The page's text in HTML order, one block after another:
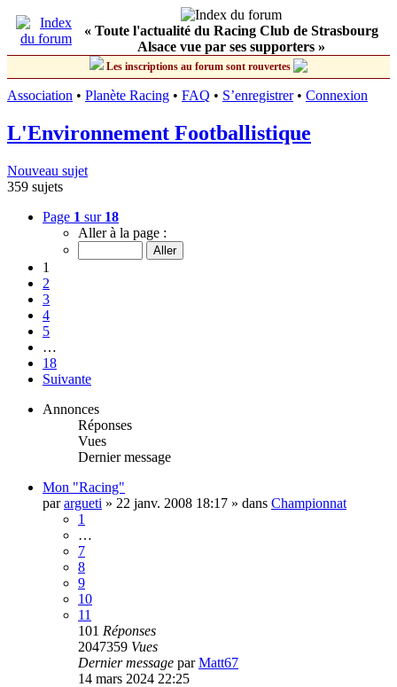
« Toute l'actualité du Racing Club de Strasbourg
Alsace vue par ses supporters »
Les inscriptions au forum sont rouvertes
Association • Planète Racing • FAQ • S’enregistrer• Connexion
L'Environnement Footballistique
Nouveau sujet
359 sujets
Page 1 sur 18
Aller à la page :
1
2
3
4
5
…
18
Suivante
Annonces
Réponses
Vues
Dernier message
Mon "Racing"
parargueti » 22 janv. 2008 18:17 » dans Championnat
1
…
7
8
9
10
11
101 Réponses
2047359 Vues
Dernier message parMatt67
14 mars 2024 22:25